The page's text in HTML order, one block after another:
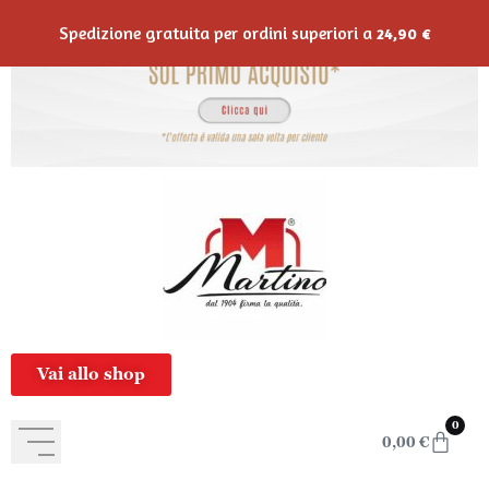
Vai allo shop
0,00 €
0
Spedizione gratuita per ordini superiori a 24,90 €